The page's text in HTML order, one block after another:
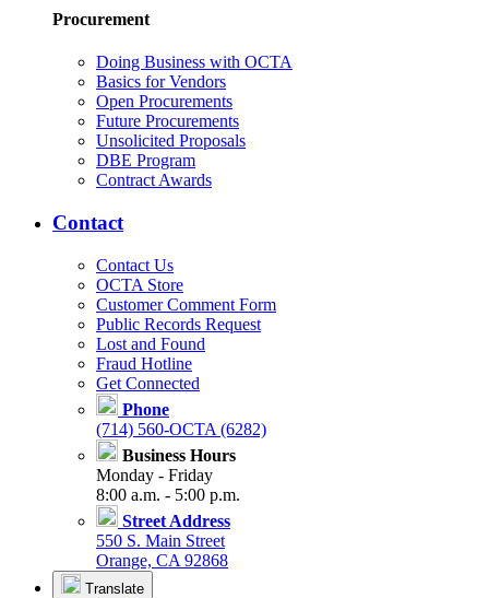
Procurement
Doing Business with OCTA
Basics for Vendors
Open Procurements
Future Procurements
Unsolicited Proposals
DBE Program
Contract Awards
Contact
Contact Us
OCTA Store
Customer Comment Form
Public Records Request
Lost and Found
Fraud Hotline
Get Connected
Phone
(714) 560-OCTA (6282)
Business Hours
Monday - Friday
8:00 a.m. - 5:00 p.m.
Street Address
550 S. Main Street
Orange, CA 92868
Translate